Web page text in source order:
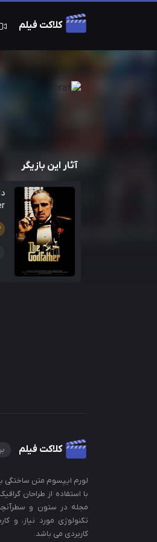
کلاکت فیلم
آثار این بازیگر
کلاکت فیلم
لورم ایپسوم متن ساختگی
با استفاده از طراحان
مجله در ستون و
تکنولوژی مورد نیاز، و
کاربردی می باشد.